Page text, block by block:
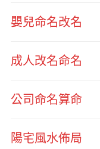
嬰兒命名改名
成人改名命名
公司命名算命
陽宅風水佈局